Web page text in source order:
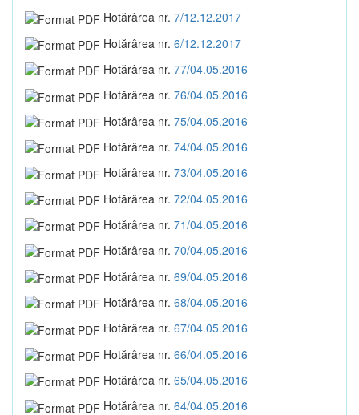
Hotărârea nr. 7/12.12.2017
Hotărârea nr. 6/12.12.2017
Hotărârea nr. 77/04.05.2016
Hotărârea nr. 76/04.05.2016
Hotărârea nr. 75/04.05.2016
Hotărârea nr. 74/04.05.2016
Hotărârea nr. 73/04.05.2016
Hotărârea nr. 72/04.05.2016
Hotărârea nr. 71/04.05.2016
Hotărârea nr. 70/04.05.2016
Hotărârea nr. 69/04.05.2016
Hotărârea nr. 68/04.05.2016
Hotărârea nr. 67/04.05.2016
Hotărârea nr. 66/04.05.2016
Hotărârea nr. 65/04.05.2016
Hotărârea nr. 64/04.05.2016